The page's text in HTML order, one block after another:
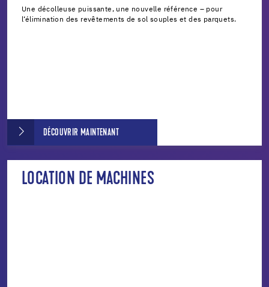
Une décolleuse puissante, une nouvelle référence – pour
l‘élimination des revêtements de sol souples et des parquets.
DÉCOUVRIR MAINTENANT
LOCATION DE MACHINES